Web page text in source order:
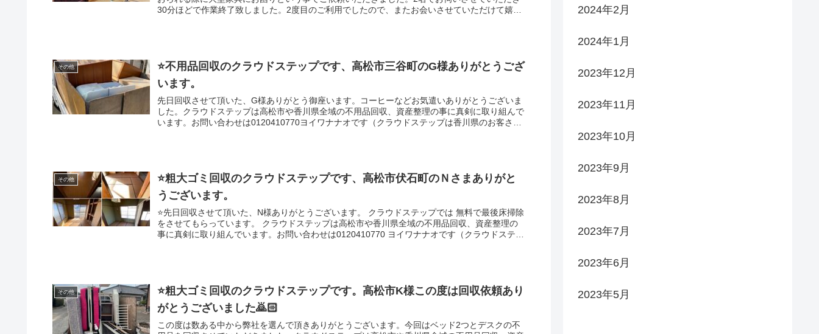
30分ほどで作業終了致しました。2度目のご利用でしたので、またお会いさせていただけて嬉し
は高松市や香川県全域の不用品回収、資産整理の事に真剣に取り組んでいます。クラウドステッ
プは香川県のお客さんのことを考え安心安全な会社を目指しています。建物解体のクラウドも運
営していますのでどんなご相談でも幅広く対応出来ますのでよろしくお願いします。
その他
⭐️不用品回収のクラウドステップです、高松市三谷町のG様ありがとうござ
います。
先日回収させて頂いた、G様ありがとう御座います。コーヒーなどお気遣いありがとうございま
した。クラウドステップは高松市や香川県全域の不用品回収、資産整理の事に真剣に取り組んで
います。お問い合わせは0120410770ヨイワナナオです（クラウドステップは香川県のお客さん
その他
⭐️粗大ゴミ回収のクラウドステップです、高松市伏石町のＮさまありがと
うございます。
⭐️先日回収させて頂いた、N様ありがとうございます。 クラウドステップでは 無料で最後床掃除
をさせてもらっています。 クラウドステップは高松市や香川県全域の不用品回収、資産整理の
事に真剣に取り組んでいます。お問い合わせは0120410770 ヨイワナナオです（クラウドステッ
その他
⭐️粗大ゴミ回収のクラウドステップです。高松市K様この度は回収依頼あり
がとうございました🙇🏻
この度は数ある中から弊社を選んで頂きありがとうございます。今回はベッド2つとデスクの不
2024年2月
2024年1月
2023年12月
2023年11月
2023年10月
2023年9月
2023年8月
2023年7月
2023年6月
2023年5月